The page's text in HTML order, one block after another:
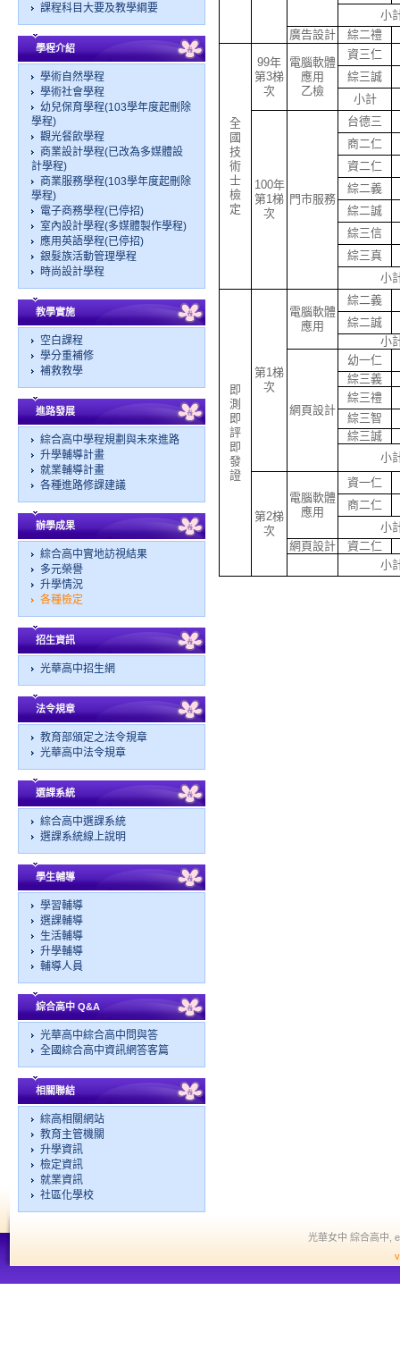
課程科目大要及教學綱要
學程介紹
學術自然學程
學術社會學程
幼兒保育學程(103學年度起刪除
學程)
觀光餐飲學程
商業設計學程(已改為多媒體設
計學程)
商業服務學程(103學年度起刪除
學程)
電子商務學程(已停招)
室內設計學程(多媒體製作學程)
應用英語學程(已停招)
銀髮族活動管理學程
時尚設計學程
教學實施
空白課程
學分重補修
補救教學
進路發展
綜合高中學程規劃與未來進路
升學輔導計畫
就業輔導計畫
各種進路修課建議
辦學成果
綜合高中實地訪視結果
多元榮譽
升學情況
各種檢定
招生資訊
光華高中招生網
法令規章
教育部頒定之法令規章
光華高中法令規章
選課系統
綜合高中選課系統
選課系統線上說明
學生輔導
學習輔導
選課輔導
生活輔導
升學輔導
輔導人員
綜合高中 Q&A
光華高中綜合高中問與答
全國綜合高中資訊網答客篇
相關聯結
綜高相關網站
教育主管機關
升學資訊
檢定資訊
就業資訊
社區化學校
小
廣告設計
綜二禮
全
國
技
術
士
檢
定
99年
第3梯
次
電腦軟體
應用
乙檢
資三仁
綜三誠
小計
100年
第1梯
次
門市服務
台德三
商二仁
資二仁
綜二義
綜二誠
綜三信
綜三真
小
即
測
即
評
即
發
證
第1梯
次
電腦軟體
應用
綜二義
綜二誠
小
網頁設計
幼一仁
綜三義
綜三禮
綜三智
綜三誠
小
第2梯
次
電腦軟體
應用
資一仁
商二仁
小
網頁設計
資二仁
小
光華女中 綜合高中,